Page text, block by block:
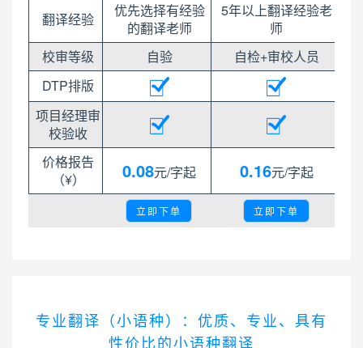
翻译经验
优先选择有经验
的翻译老师
5年以上翻译经验老
师
校审等级
自验
自检+审校人员
DTP排版
项目经理审
校验收
价格报告
（¥）
0.08元/字起 0.16元/字起
立即下单 立即下单
专业翻译（小语种）：优质、专业、具有
性价比的小语种翻译